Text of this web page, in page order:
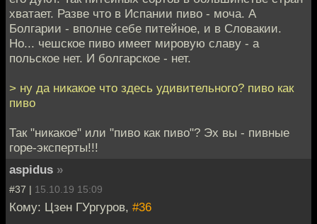
хватает. Разве что в Испании пиво - моча. А
Болгарии - вполне себе питейное, и в Словакии.
Но... чешское пиво имеет мировую славу - а
польское нет. И болгарское - нет.
> ну да никакое что здесь удивительного? пиво как
пиво
Так "никакое" или "пиво как пиво"? Эх вы - пивные
горе-эксперты!!!
aspidus »
#37 | 15.10.19 15:09
Кому: Цзен ГУргуров, #36